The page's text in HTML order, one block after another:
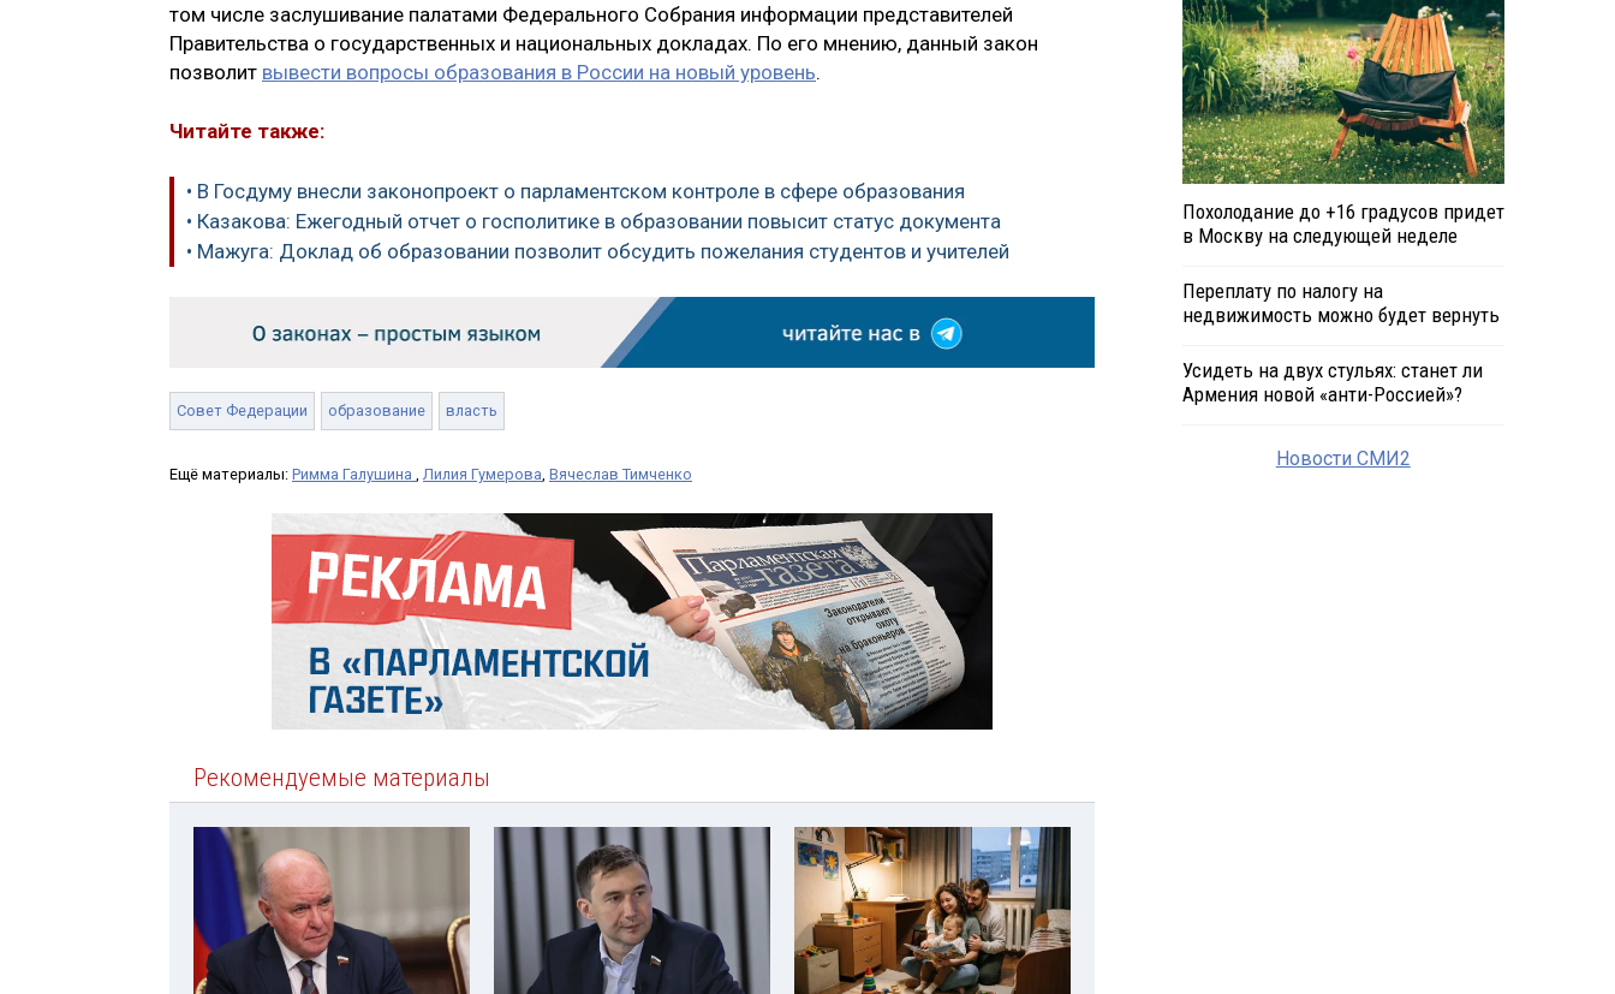
том числе заслушивание палатами Федерального Собрания информации представителей
Правительства о государственных и национальных докладах. По его мнению, данный закон
позволит вывести вопросы образования в России на новый уровень.
Читайте также:
• В Госдуму внесли законопроект о парламентском контроле в сфере образования
• Казакова: Ежегодный отчет о госполитике в образовании повысит статус документа
• Мажуга: Доклад об образовании позволит обсудить пожелания студентов и учителей
Совет Федерации образование власть
Ещё материалы: Римма Галушина Лилия Гумерова Вячеслав Тимченко
Рекомендуемые материалы
Похолодание до +16 градусов придет
в Москву на следующей неделе
Переплату по налогу на
недвижимость можно будет вернуть
Усидеть на двух стульях: станет ли
Армения новой «анти-Россией»?
Новости СМИ2